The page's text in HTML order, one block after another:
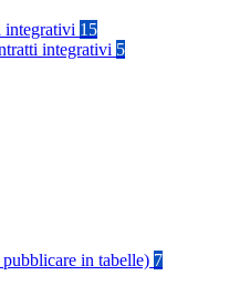
integrativi 15
integrativi 5
in tabelle) 7